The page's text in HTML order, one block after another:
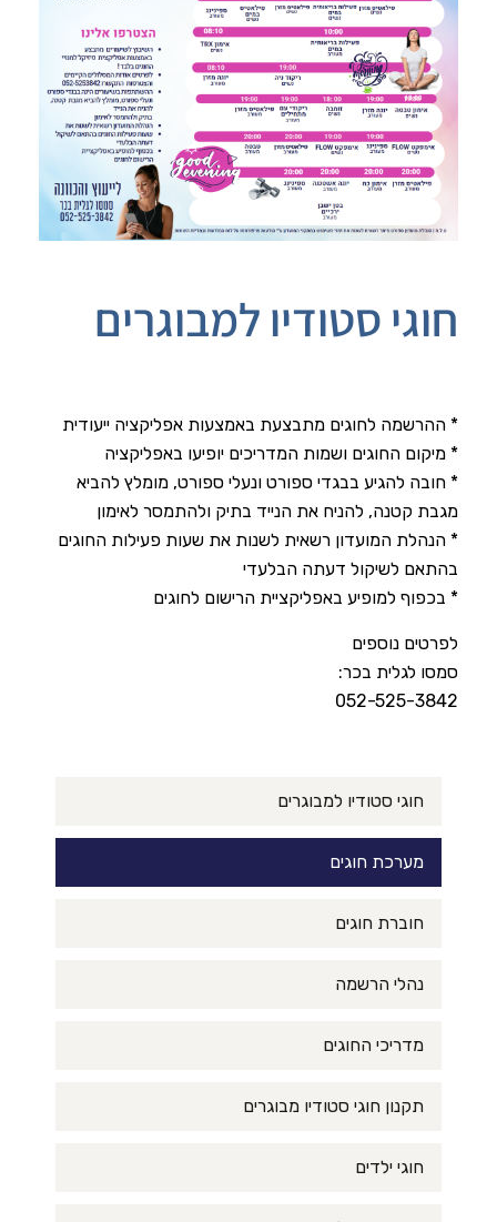
חוגי סטודיו למבוגרים
* ההרשמה לחוגים מתבצעת באמצעות אפליקציה ייעודית
* מיקום החוגים ושמות המדריכים יופיעו באפליקציה
* חובה להגיע בבגדי ספורט ונעלי ספורט, מומלץ להביא
מגבת קטנה, להניח את הנייד בתיק ולהתמסר לאימון
* הנהלת המועדון רשאית לשנות את שעות פעילות החוגים
בהתאם לשיקול דעתה הבלעדי
* בכפוף למופיע באפליקציית הרישום לחוגים
לפרטים נוספים
סמסו לגלית בכר:
052-525-3842
חוגי סטודיו למבוגרים
מערכת חוגים
חוברת חוגים
נהלי הרשמה
מדריכי החוגים
תקנון חוגי סטודיו מבוגרים
חוגי ילדים